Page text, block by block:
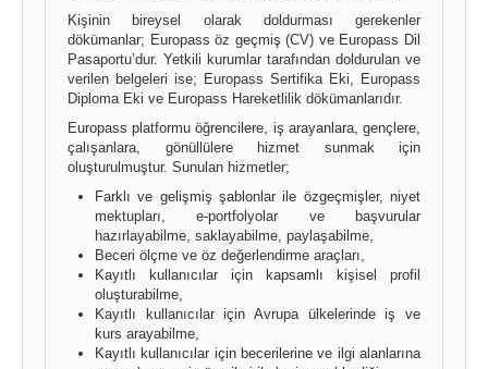
Kişinin bireysel olarak doldurması gerekenler
dökümanlar; Europass öz geçmiş (CV) ve Europass Dil
Pasaportu’dur. Yetkili kurumlar tarafından doldurulan ve
verilen belgeleri ise; Europass Sertifika Eki, Europass
Diploma Eki ve Europass Hareketlilik dökümanlarıdır.
Europass platformu öğrencilere, iş arayanlara, gençlere,
çalışanlara, gönüllülere hizmet sunmak için
oluşturulmuştur. Sunulan hizmetler;
Farklı ve gelişmiş şablonlar ile özgeçmişler, niyet
mektupları, e-portfolyolar ve başvurular
hazırlayabilme, saklayabilme, paylaşabilme,
Beceri ölçme ve öz değerlendirme araçları,
Kayıtlı kullanıcılar için kapsamlı kişisel profil
oluşturabilme,
Kayıtlı kullanıcılar için Avrupa ülkelerinde iş ve
kurs arayabilme,
Kayıtlı kullanıcılar için becerilerine ve ilgi alanlarına